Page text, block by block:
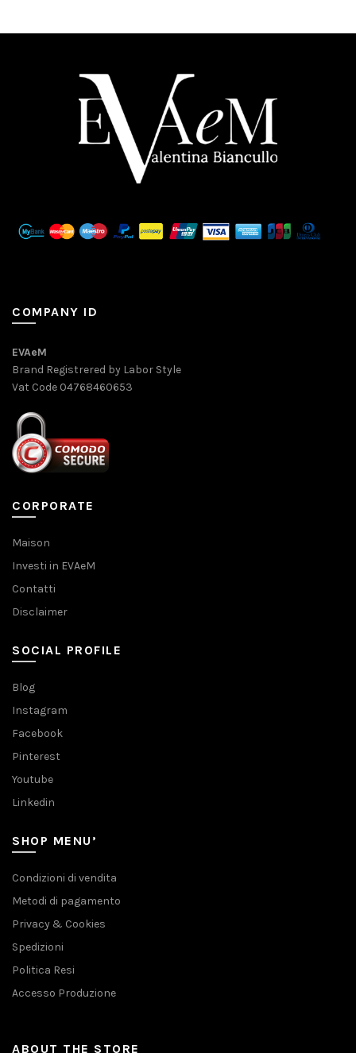
COMPANY ID
EVAeM
Brand Registrered by Labor Style
Vat Code 04768460653
CORPORATE
Maison
Investi in EVAeM
Contatti
Disclaimer
SOCIAL PROFILE
Blog
Instagram
Facebook
Pinterest
Youtube
Linkedin
SHOP MENU’
Condizioni di vendita
Metodi di pagamento
Privacy & Cookies
Spedizioni
Politica Resi
Accesso Produzione
ABOUT THE STORE